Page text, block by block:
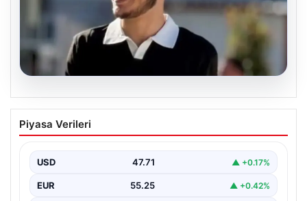
06.08.2026
Fatih’te 19 yaşındaki Ali’nin bıçakla
öldürüldüğü kavgaya ilişkin gözaltı
Piyasa Verileri
USD 47.71 ▲ +0.17%
EUR 55.25 ▲ +0.42%